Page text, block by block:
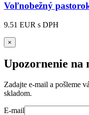
Voľnobežný
9.51 EUR s DPH
×
Upozornenie na
Zadajte e-mail a pošleme
skladom.
E-mail